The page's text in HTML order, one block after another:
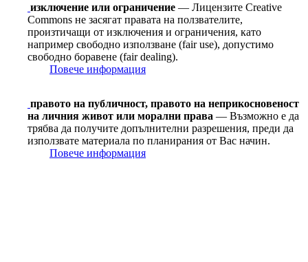
изключение или ограничение — Лицензите Creative
Commons не засягат правата на ползвателите,
произтичащи от изключения и ограничения, като
например свободно използване (fair use), допустимо
свободно боравене (fair dealing).
Повече информация
правото на публичност, правото на неприкосновеност
на личния живот или морални права — Възможно е да
трябва да получите допълнителни разрешения, преди да
използвате материала по планирания от Вас начин.
Повече информация